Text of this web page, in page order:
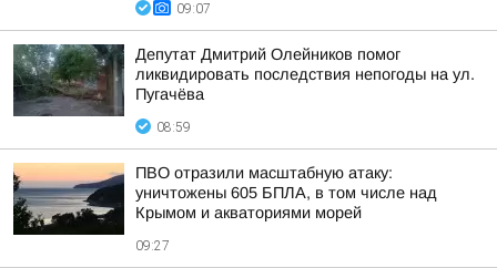
09:07
Депутат Дмитрий Олейников помог
ликвидировать последствия непогоды на ул.
Пугачёва
08:59
ПВО отразили масштабную атаку:
уничтожены 605 БПЛА, в том числе над
Крымом и акваториями морей
09:27